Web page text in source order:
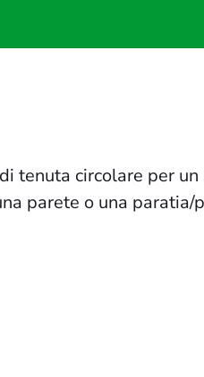
tenuta circolare per
parete o una paratia/